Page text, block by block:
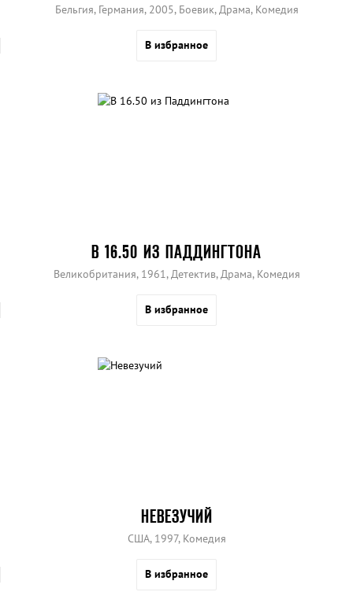
Бельгия, Германия, 2005, Боевик, Драма, Комедия
В избранное
В 16.50 ИЗ ПАДДИНГТОНА
Великобритания, 1961, Детектив, Драма, Комедия
В избранное
НЕВЕЗУЧИЙ
США, 1997, Комедия
В избранное